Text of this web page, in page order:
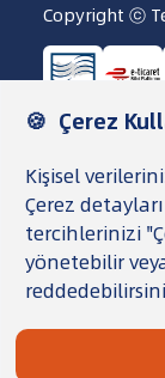
Copyright ⓒ
Kullanıcı
Veri Saklama ve
TG Para
başvurunuzu
gösterebilir.